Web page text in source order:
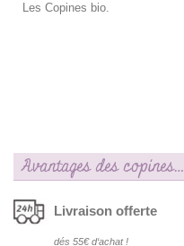
Les Copines bio.
Avantages des copines…
Livraison offerte
dés 55€ d‘achat !